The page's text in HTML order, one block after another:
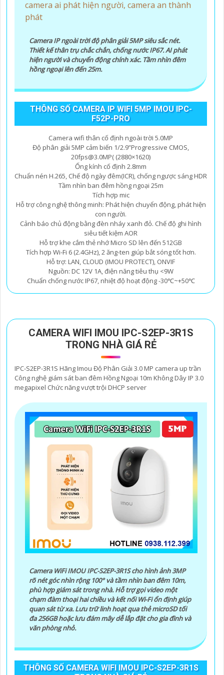
Camera IP ngoài trời độ phân giải 5MP siêu sắc nét.
Thiết kế thân trụ chắc chắn, chống nước IP67. AI phát
hiện người và chuyển động chính xác. Tầm nhìn đêm
hồng ngoại lên đến 25m.
THÔNG SỐ CAMERA IP WIFI 5MP IMOU IPC-
F52P-PRO
Camera wifi thân cố định ngoài trời 5.0MP
Độ phân giải 5MP cảm biến 1/2.9”Progressive CMOS,
20fps@3.0MP( (2880×1620)
Ống kính cố định 2.8mm
Chuẩn nén H.265, Chế độ ngày đêm(ICR), chống ngược sáng HDR
Tầm nhìn ban đêm hồng ngoại 25m
Tích hợp mic
Hỗ trợ công nghệ thông minh: Phát hiện chuyển động, phát hiện
con người.
Cảnh báo chủ động bằng đèn nháy xanh đỏ. Chế độ ghi hình
siêu tiết kiệm AOR
Hỗ trợ khe cắm thẻ nhớ Micro SD lên đến 512GB
Tích hợp Wi-Fi 6 (2.4GHz), 2 ăng-ten giúp bắt sóng tốt hơn.
Hỗ trợ: LAN, CLOUD (IMOU PROTECT), ONVIF
Nguồn: DC 12V 1A, điện năng tiêu thụ <9W
Chuẩn chống nước IP67, nhiệt độ hoạt động -30℃~+50℃
CAMERA WIFI IMOU IPC-S2EP-3R1S
TRONG NHÀ GIÁ RẺ
IPC-S2EP-3R1S Hãng Imou Độ Phân Giải 3.0 MP camera up trần
Công nghệ giám sát ban đêm Hồng Ngoại 10m Không Dây IP 3.0
megapixel Chức năng vượt trội DHCP server
Camera WiFi IMOU IPC-S2EP-3R1S cho hình ảnh 3MP
rõ nét góc nhìn rộng 100° và tầm nhìn ban đêm 10m,
phù hợp giám sát trong nhà. Hỗ trợ gọi video một
chạm đàm thoại hai chiều và kết nối Wi-Fi ổn định giúp
quan sát từ xa. Lưu trữ linh hoạt qua thẻ microSD tối
đa 256GB hoặc lưu đám mây dễ lắp đặt cho gia đình và
văn phòng nhỏ.
THÔNG SỐ CAMERA WIFI IMOU IPC-S2EP-3R1S